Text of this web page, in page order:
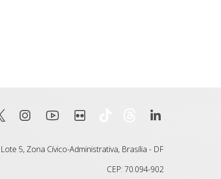
5, Zona Cívico-Administrativa, Brasília - DF
CEP: 70.094-902